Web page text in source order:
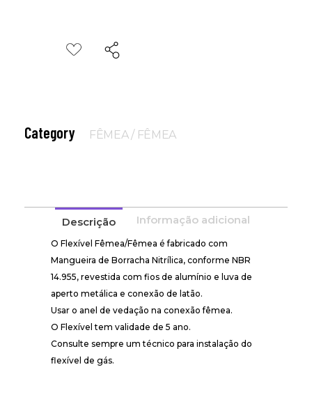
Category FÊMEA / FÊMEA
Descrição Informação adicional
O Flexível Fêmea/Fêmea é fabricado com
Mangueira de Borracha Nitrílica, conforme NBR
14.955, revestida com fios de alumínio e luva de
aperto metálica e conexão de latão.
Usar o anel de vedação na conexão fêmea.
O Flexível tem validade de 5 ano.
Consulte sempre um técnico para instalação do
flexível de gás.